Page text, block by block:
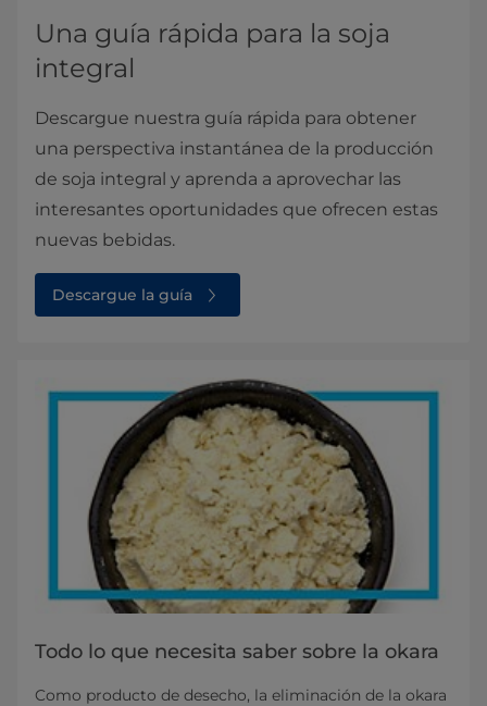
Una guía rápida para la soja
integral
Descargue nuestra guía rápida para obtener
una perspectiva instantánea de la producción
de soja integral y aprenda a aprovechar las
interesantes oportunidades que ofrecen estas
nuevas bebidas.
Descargue la guía
Todo lo que necesita saber sobre la okara
Como producto de desecho, la eliminación de la okara